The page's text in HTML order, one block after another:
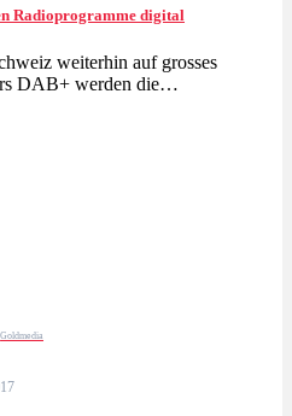
Radioprogramme digital
weiterhin auf grosses
DAB+ werden die…
Goldmedia